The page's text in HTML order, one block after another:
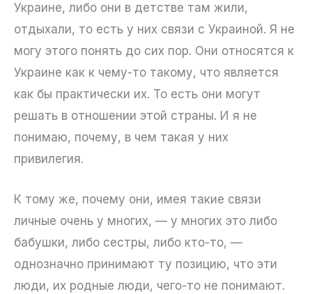
Украине, либо они в детстве там жили,
отдыхали, то есть у них связи с Украиной. Я не
могу этого понять до сих пор. Они относятся к
Украине как к чему-то такому, что является
как бы практически их. То есть они могут
решать в отношении этой страны. И я не
понимаю, почему, в чем такая у них
привилегия.
К тому же, почему они, имея такие связи
личные очень у многих, — у многих это либо
бабушки, либо сестры, либо кто-то, —
однозначно принимают ту позицию, что эти
люди, их родные люди, чего-то не понимают.